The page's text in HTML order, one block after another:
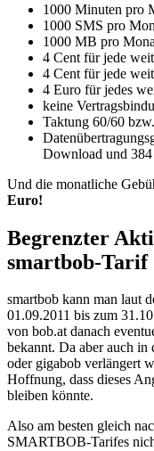
1000 Minuten pro
1000 SMS pro
1000 MB pro
4 Cent für jede
4 Cent für jede
4 Euro für jedes
keine
Taktung 60/60
Download und
Und die monatliche
Euro!
Begrenzter
smartbob-Tarif
smartbob kann man laut
01.09.2011 bis zum
von bob.at danach
bekannt. Da aber auch
oder gigabob verlängert
Hoffnung, dass dieses
bleiben könnte.
Also am besten gleich
SMARTBOB-Tarifes